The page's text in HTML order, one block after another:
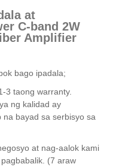
at
C-band 2W
Amplifier
bago ipadala;
3 taong warranty.
ng kalidad ay
bayad sa serbisyo sa
at nag-aalok kami
(7 araw